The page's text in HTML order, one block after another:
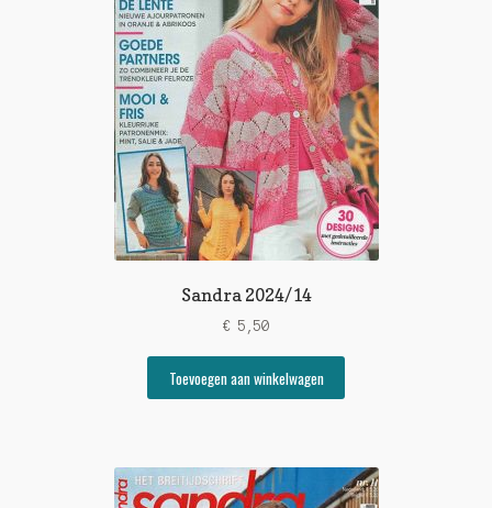
Sandra 2024/14
€ 5,50
Toevoegen aan winkelwagen